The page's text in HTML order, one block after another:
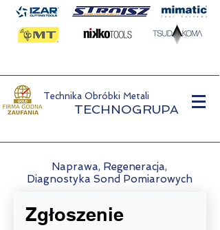
Technika Obróbki Metali
TECHNOGRUPA
Naprawa Sond Pomiarowych
Naprawa, Regeneracja,
Diagnostyka Sond Pomiarowych
Zgłoszenie